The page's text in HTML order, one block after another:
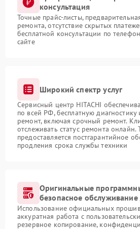
консультация
Точные прайс-листы,
ремонта, отсутствие скрытых
бесплатной консультации по
сайте
Широкий спектр услуг
Сервисный центр HITACHI
по всей РФ, бесплатную диагностику
ремонт, включая срочный ремонт.
отслеживать статус ремонта онлайн.
предоставляется постгарантийное
продления срока службы техники
Оригинальные
безопасное
Использование официальных
аккуратная работа с
резервное копирование,